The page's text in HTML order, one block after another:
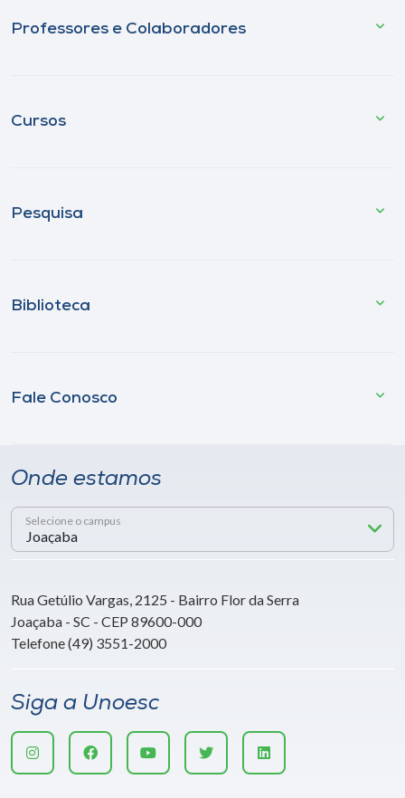
Professores e Colaboradores
Cursos
Pesquisa
Biblioteca
Fale Conosco
Onde estamos
Selecione o campus
Rua Getúlio Vargas, 2125 - Bairro Flor da Serra
Joaçaba - SC - CEP 89600-000
Telefone (49) 3551-2000
Siga a Unoesc